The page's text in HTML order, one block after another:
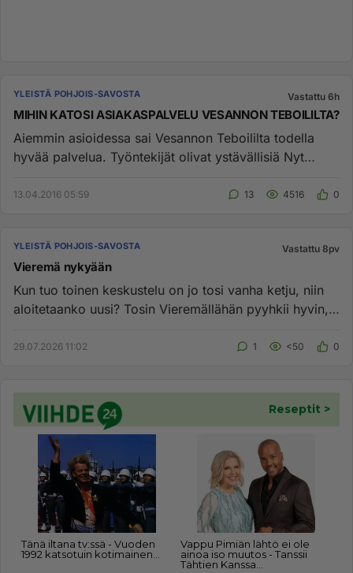
YLEISTÄ POHJOIS-SAVOSTA Vastattu 6h
MIHIN KATOSI ASIAKASPALVELU VESANNON TEBOILILTA?
Aiemmin asioidessa sai Vesannon Teboililta todella
hyvää palvelua. Työntekijät olivat ystävällisiä Nyt
13.04.2016 05:59 13 4516 0
YLEISTÄ POHJOIS-SAVOSTA Vastattu 8pv
Vieremä nykyään
Kun tuo toinen keskustelu on jo tosi vanha ketju, niin
aloitetaanko uusi? Tosin Vieremällähän pyyhkii hyvin,
29.07.2026 11:02 1 <50 0